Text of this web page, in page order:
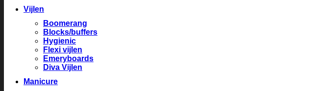
Vijlen
Boomerang
Blocks/buffers
Hygienic
Flexi vijlen
Emeryboards
Diva Vijlen
Manicure